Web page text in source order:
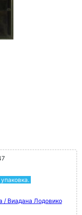
/ Виадана Лодовико